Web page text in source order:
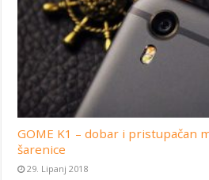
GOME K1 – dobar i pristupačan
šarenice
29. Lipanj 2018